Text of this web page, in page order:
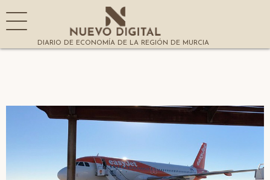
DIARIO DE ECONOMÍA DE LA REGIÓN DE MURCIA